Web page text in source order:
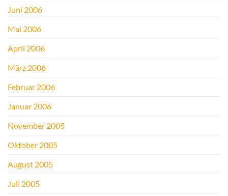
Juni 2006
Mai 2006
April 2006
März 2006
Februar 2006
Januar 2006
November 2005
Oktober 2005
August 2005
Juli 2005